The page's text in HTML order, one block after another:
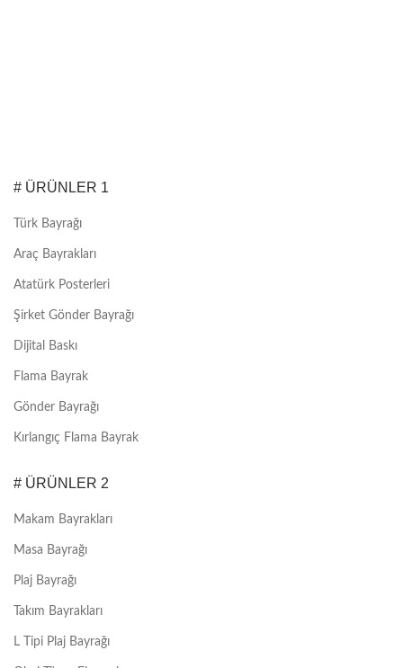
# ÜRÜNLER 1
Türk Bayrağı
Araç Bayrakları
Atatürk Posterleri
Şirket Gönder Bayrağı
Dijital Baskı
Flama Bayrak
Gönder Bayrağı
Kırlangıç Flama Bayrak
# ÜRÜNLER 2
Makam Bayrakları
Masa Bayrağı
Plaj Bayrağı
Takım Bayrakları
L Tipi Plaj Bayrağı